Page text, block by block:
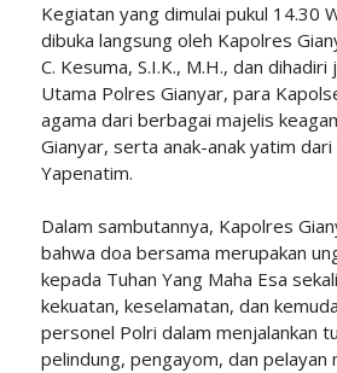
Kegiatan yang dimulai pukul 14.30
dibuka langsung oleh Kapolres
C. Kesuma, S.I.K., M.H., dan
Utama Polres Gianyar, para
agama dari berbagai majelis
Gianyar, serta anak-anak yatim dari
Yapenatim.
Dalam sambutannya, Kapolres
bahwa doa bersama merupakan
kepada Tuhan Yang Maha Esa
kekuatan, keselamatan, dan
personel Polri dalam menjalankan
pelindung, pengayom, dan pelayan